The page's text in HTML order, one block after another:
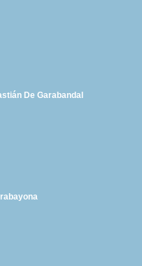
De Garabandal